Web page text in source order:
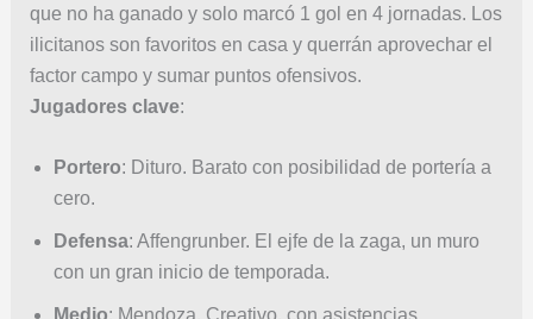
que no ha ganado y solo marcó 1 gol en 4 jornadas. Los
ilicitanos son favoritos en casa y querrán aprovechar el
factor campo y sumar puntos ofensivos.
Jugadores clave:
Portero: Dituro. Barato con posibilidad de portería a
cero.
Defensa: Affengrunber. El ejfe de la zaga, un muro
con un gran inicio de temporada.